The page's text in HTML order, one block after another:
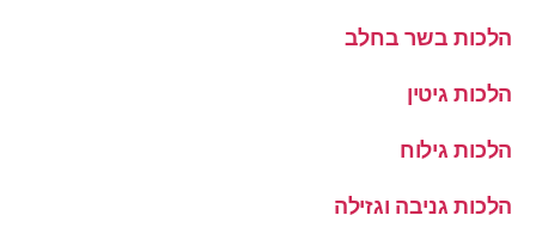
הלכות בשר בחלב
הלכות גיטין
הלכות גילוח
הלכות גניבה וגזילה